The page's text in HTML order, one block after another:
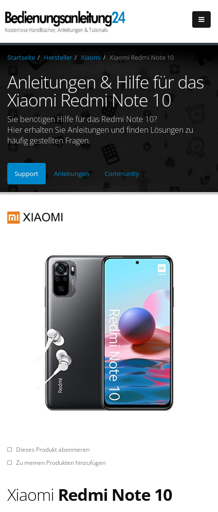
Startseite Hersteller Xiaomi Xiaomi Redmi Note 10
Anleitungen & Hilfe für das
Xiaomi Redmi Note 10
Sie benötigen Hilfe für das Redmi Note 10?
Hier erhalten Sie Anleitungen und finden Lösungen zu
häufig gestellten Fragen.
Support Anleitungen Community
Dieses Produkt abonnieren
Zu meinen Produkten hinzufügen
Xiaomi Redmi Note 10